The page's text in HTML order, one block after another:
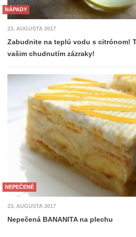
NÁPADY
23. AUGUSTA 2017
Zabudnite na teplú vodu s citrónom!
vašim chudnutím zázraky!
NEPEČENÉ
23. AUGUSTA 2017
Nepečená BANANITA na plechu